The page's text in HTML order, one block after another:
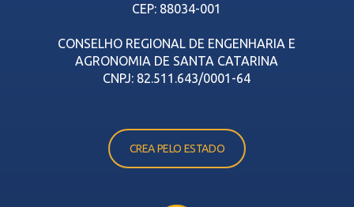
CEP: 88034-001
CONSELHO REGIONAL DE ENGENHARIA E
AGRONOMIA DE SANTA CATARINA
CNPJ: 82.511.643/0001-64
CREA PELO ESTADO